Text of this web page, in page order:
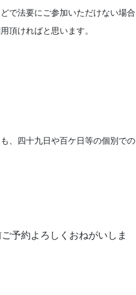
で法要にご参加いただけない場合
頂ければと思います。
、四十九日や百ケ日等の個別での
予約よろしくおねがいしま